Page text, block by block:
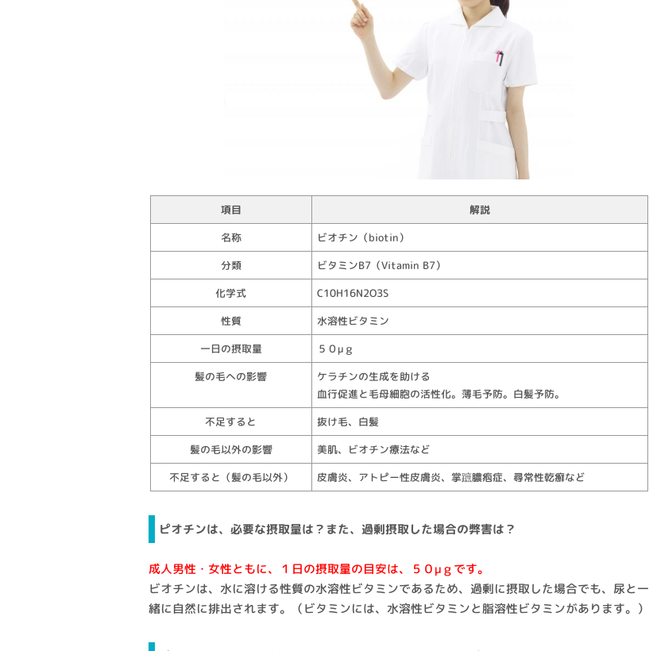
項目
解説
名称
ビオチン（biotin）
分類
ビタミンB7（Vitamin B7）
化学式
C10H16N2O3S
性質
水溶性ビタミン
一日の摂取量
５０μｇ
髪の毛への影響
ケラチンの生成を助ける
血行促進と毛母細胞の活性化。薄毛予防。白髪予防。
不足すると
抜け毛、白髪
髪の毛以外の影響
美肌、ビオチン療法など
不足すると（髪の毛以外）
皮膚炎、アトピー性皮膚炎、掌蹠膿疱症、尋常性乾癬など
ピオチンは、必要な摂取量は？また、過剰摂取した場合の弊害は？
成人男性・女性ともに、１日の摂取量の目安は、５０μｇです。
ビオチンは、水に溶ける性質の水溶性ビタミンであるため、過剰に摂取した場合でも、尿と一
緒に自然に排出されます。（ビタミンには、水溶性ビタミンと脂溶性ビタミンがあります。）